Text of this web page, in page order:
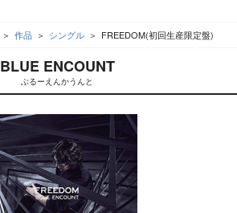
作品 シングル FREEDOM(初回生産限定盤)
BLUE ENCOUNT
ぶるーえんかうんと